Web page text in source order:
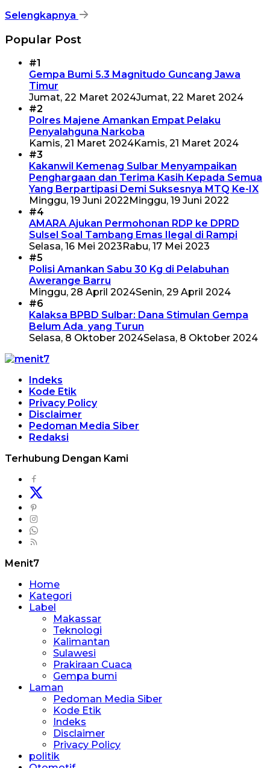
Selengkapnya
Popular Post
#1
Gempa Bumi 5.3 Magnitudo Guncang Jawa
Timur
Jumat, 22 Maret 2024Jumat, 22 Maret 2024
#2
Polres Majene Amankan Empat Pelaku
Penyalahguna Narkoba
Kamis, 21 Maret 2024Kamis, 21 Maret 2024
#3
Kakanwil Kemenag Sulbar Menyampaikan
Penghargaan dan Terima Kasih Kepada Semua
Yang Berpartipasi Demi Suksesnya MTQ Ke-IX
Minggu, 19 Juni 2022 Minggu, 19 Juni 2022
#4
AMARA Ajukan Permohonan RDP ke DPRD
Sulsel Soal Tambang Emas Ilegal di Rampi
Selasa, 16 Mei 2023 Rabu, 17 Mei 2023
#5
Polisi Amankan Sabu 30 Kg di Pelabuhan
Awerange Barru
Minggu, 28 April 2024Senin, 29 April 2024
#6
Kalaksa BPBD Sulbar: Dana Stimulan Gempa
Belum Ada yang Turun
Selasa, 8 Oktober 2024Selasa, 8 Oktober 2024
Indeks
Kode Etik
Privacy Policy
Disclaimer
Pedoman Media Siber
Redaksi
Terhubung Dengan Kami
Menit7
Home
Kategori
Label
Makassar
Teknologi
Kalimantan
Sulawesi
Prakiraan Cuaca
Gempa bumi
Laman
Pedoman Media Siber
Kode Etik
Indeks
Disclaimer
Privacy Policy
politik